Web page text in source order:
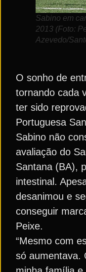
Sabino em
2013 (Foto:
Azevedo/
O sonho de
tornando cada
ter sido
Portuguesa
Sabino não
avaliação do
Santana (BA),
intestinal.
desanimou e
conseguir
Peixe.
“Mesmo com
só aumentava.